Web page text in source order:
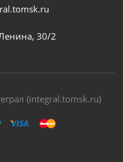
30/2
(integral.tomsk.ru)